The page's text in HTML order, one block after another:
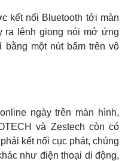
kết nối Bluetooth tới màn
ra lệnh giọng nói mở ứng
một nút bấm trên vô
ngày trên màn hình,
và Zestech còn có
kết nối cục phát, chúng
như điện thoại di động,